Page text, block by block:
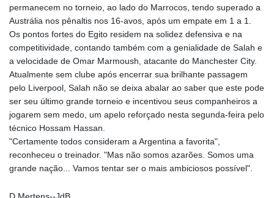
permanecem no torneio, ao lado do Marrocos, tendo superado a
Austrália nos pênaltis nos 16-avos, após um empate em 1 a 1.
Os pontos fortes do Egito residem na solidez defensiva e na
competitividade, contando também com a genialidade de Salah e
a velocidade de Omar Marmoush, atacante do Manchester City.
Atualmente sem clube após encerrar sua brilhante passagem
pelo Liverpool, Salah não se deixa abalar ao saber que este pode
ser seu último grande torneio e incentivou seus companheiros a
jogarem sem medo, um apelo reforçado nesta segunda-feira pelo
técnico Hossam Hassan.
"Certamente todos consideram a Argentina a favorita",
reconheceu o treinador. "Mas não somos azarões. Somos uma
grande nação... Vamos tentar ser o mais ambiciosos possível".